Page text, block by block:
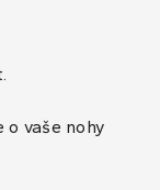
o vaše nohy